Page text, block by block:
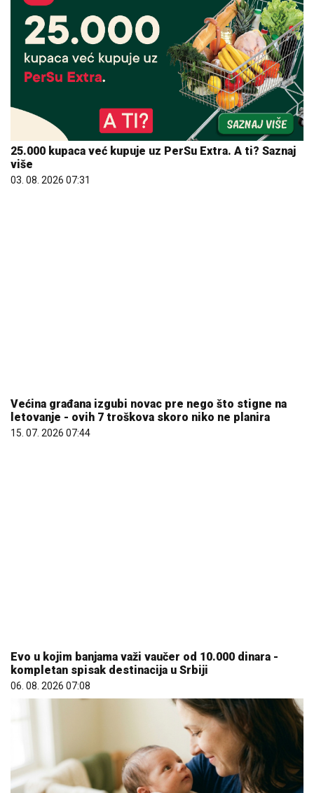
25.000 kupaca već kupuje uz PerSu Extra. A ti? Saznaj
više
03. 08. 2026 07:31
15. 07. 2026 07:44